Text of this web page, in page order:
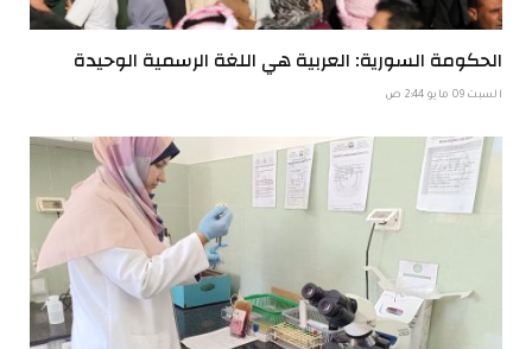
الحكومة السورية: العربية هي اللغة الرسمية الوحيدة
السبت 09 مايو 2:44 ص